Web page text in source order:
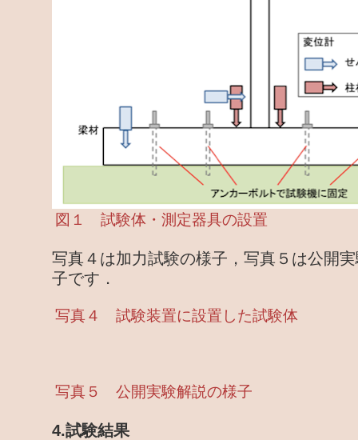
図１ 試験体・測定器具の設置
写真４は加力試験の様子，写真５は公開
子です．
写真４ 試験装置に設置した試験体
写真５ 公開実験解説の様子
4.試験結果